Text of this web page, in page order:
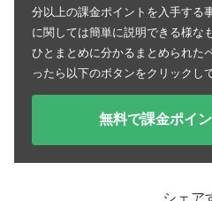
分以上の課金ポイントを入手する
に関しては簡単に説明できる様な
ひとまとめに分かるまとめられた
ったら以下のボタンをクリックし
無料で課金ポイ
シェア